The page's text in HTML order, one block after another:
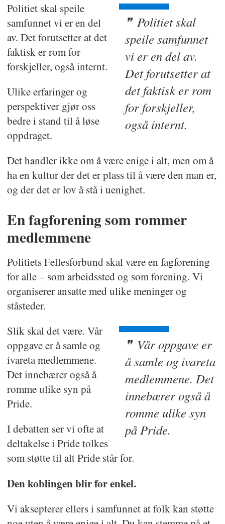
Politiet skal
speile samfunnet
vi er en del av.
Det forutsetter at
det faktisk er rom
for forskjeller,
også internt.
Politiet skal speile
samfunnet vi er en del
av. Det forutsetter at det
faktisk er rom for
forskjeller, også internt.
Ulike erfaringer og
perspektiver gjør oss
bedre i stand til å løse
oppdraget.
Det handler ikke om å være enige i alt, men om å
ha en kultur der det er plass til å være den man er,
og der det er lov å stå i uenighet.
En fagforening som rommer
medlemmene
Politiets Fellesforbund skal være en fagforening
for alle – som arbeidssted og som forening. Vi
organiserer ansatte med ulike meninger og
ståsteder.
Vår oppgave er
å samle og ivareta
medlemmene. Det
innebærer også å
romme ulike syn
på Pride.
Slik skal det være. Vår
oppgave er å samle og
ivareta medlemmene.
Det innebærer også å
romme ulike syn på
Pride.
I debatten ser vi ofte at
deltakelse i Pride tolkes
som støtte til alt Pride står for.
Den koblingen blir for enkel.
Vi aksepterer ellers i samfunnet at folk kan støtte